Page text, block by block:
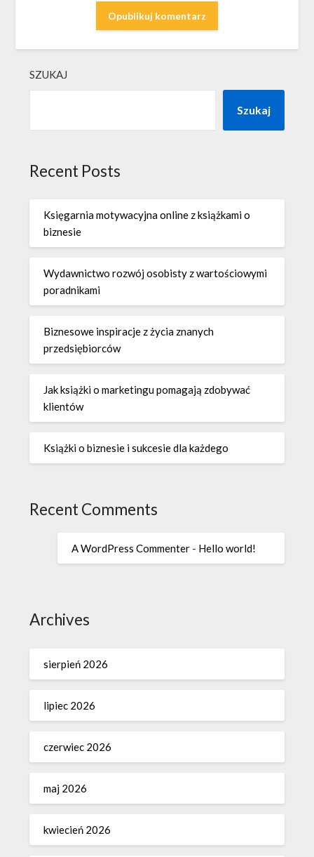
SZUKAJ
Szukaj
Recent Posts
Księgarnia motywacyjna online z książkami o
biznesie
Wydawnictwo rozwój osobisty z wartościowymi
poradnikami
Biznesowe inspiracje z życia znanych
przedsiębiorców
Jak książki o marketingu pomagają zdobywać
klientów
Książki o biznesie i sukcesie dla każdego
Recent Comments
A WordPress Commenter - Hello world!
Archives
sierpień 2026
lipiec 2026
czerwiec 2026
maj 2026
kwiecień 2026